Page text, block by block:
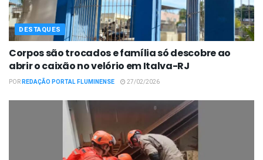
DESTAQUES
Corpos são trocados e família só descobre ao
abrir o caixão no velório em Italva-RJ
PORREDAÇÃO PORTAL FLUMINENSE 27/02/2026